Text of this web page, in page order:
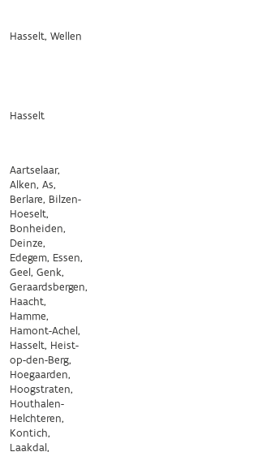
Hasselt, Wellen
Hasselt
Aartselaar,
Alken, As,
Berlare, Bilzen-
Hoeselt,
Bonheiden,
Deinze,
Edegem, Essen,
Geel, Genk,
Geraardsbergen,
Haacht,
Hamme,
Hamont-Achel,
Hasselt, Heist-
op-den-Berg,
Hoegaarden,
Hoogstraten,
Houthalen-
Helchteren,
Kontich,
Laakdal,